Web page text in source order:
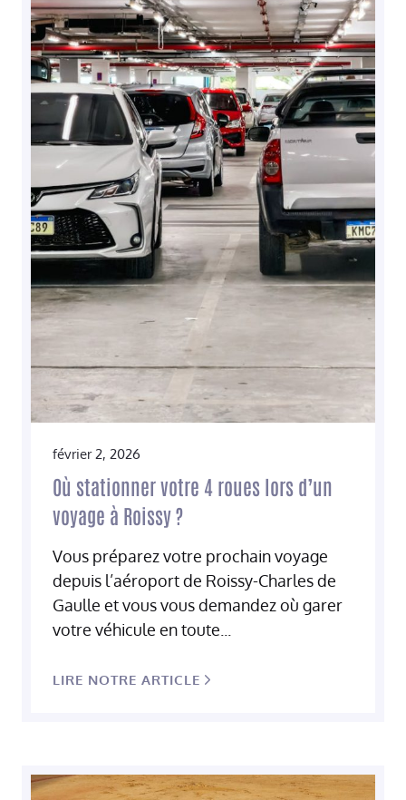
février 2, 2026
Où stationner votre 4 roues lors d’un
voyage à Roissy ?
Vous préparez votre prochain voyage
depuis l’aéroport de Roissy-Charles de
Gaulle et vous vous demandez où garer
votre véhicule en toute...
LIRE NOTRE ARTICLE